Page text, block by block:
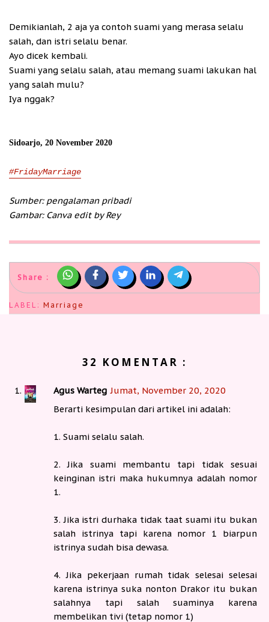
Demikianlah, 2 aja ya contoh suami yang merasa selalu
salah, dan istri selalu benar.
Ayo dicek kembali.
Suami yang selalu salah, atau memang suami lakukan hal
yang salah mulu?
Iya nggak?
Sidoarjo, 20 November 2020
#FridayMarriage
Sumber: pengalaman pribadi
Gambar: Canva edit by Rey
Share :
LABEL: Marriage
32 KOMENTAR :
Agus Warteg Jumat, November 20, 2020
Berarti kesimpulan dari artikel ini adalah:
1. Suami selalu salah.
2. Jika suami membantu tapi tidak sesuai
keinginan istri maka hukumnya adalah nomor
1.
3. Jika istri durhaka tidak taat suami itu bukan
salah istrinya tapi karena nomor 1 biarpun
istrinya sudah bisa dewasa.
4. Jika pekerjaan rumah tidak selesai selesai
karena istrinya suka nonton Drakor itu bukan
salahnya tapi salah suaminya karena
membelikan tivi (tetap nomor 1)